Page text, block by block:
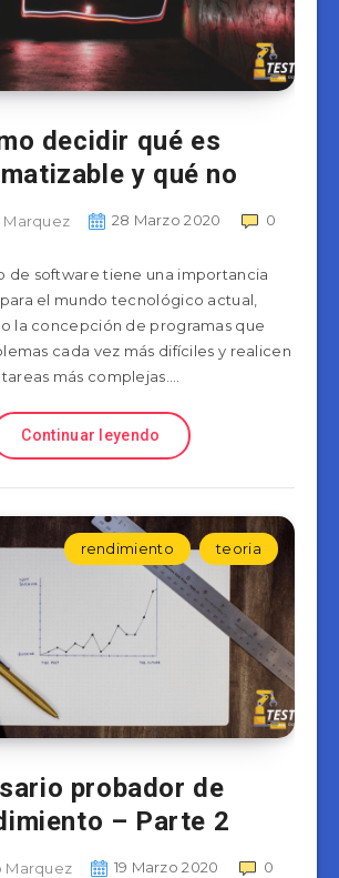
decidir qué es
y qué no
28 Marzo 2020 0
de software tiene una importancia
el mundo tecnológico actual,
la concepción de programas que
cada vez más difíciles y realicen
tareas más complejas….
Continuar leyendo
rendimiento teoria
probador de
– Parte 2
Marquez 19 Marzo 2020 0